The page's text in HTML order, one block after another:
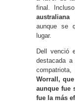
final.
australiana
aunque se
lugar.
Dell venció
destacada
Worrall,
aunque fue
fue la más